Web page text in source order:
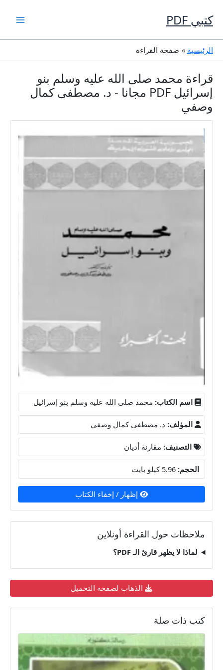
إلى
المحتوى
كتبي PDF
الرئيسية صفحة القراءة
قراءة محمد صلى الله عليه وسلم بنو
إسرائيل PDF مجانا - د. مصطفى كمال
وصفي
اسم الكتاب: محمد صلى الله عليه وسلم بنو إسرائيل
المؤلف: د. مصطفى كمال وصفي
التصنيف: مقارنة أديان
الحجم:
إظهار / إخفاء الكتاب
ملاحظات حول القراءة أونلاين
لماذا لا يظهر قارئ الـ PDF؟
الذهاب لصفحة التحميل
كتب ذات صلة